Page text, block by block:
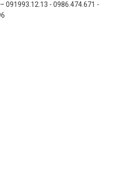
091993.12.13 - 0986.474.671 -